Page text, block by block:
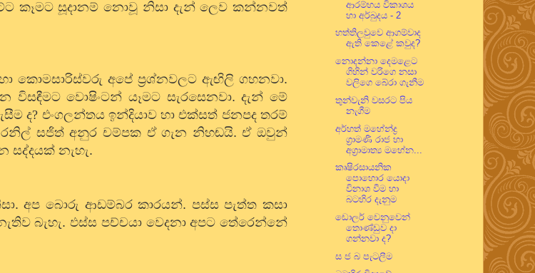
කෑමට සූදානම් නොවූ නිසා දැන් ලෙව කන්නවත්
කොමසාරිස්වරු අපේ ප්‍රශ්නවලට ඇඟිලි ගහනවා.
විසඳීමට වොෂිංටන් යෑමට සැරසෙනවා. දැන් මේ
ද? එංගලන්තය ඉන්දියාව හා එක්සත් ජනපද තරම්
සජිත් අනුර චම්පක ඒ ගැන නිහඬයි. ඒ ඔවුන්
සද්දයක් නැහැ.
අප බොරු ආඩම්බර කාරයන්. පස්ස පැත්ත කසා
බැහැ. ඵස්ස පච්චයා වෙදනා අපට තේරෙන්නේ
ආරම්භය විකාශය
හා අර්බුදය - 2
හත්තිලවුවෙ ආගම්වාද
ඇති කෙළේ කවුද?
නොදන්නා දෙමළෙට
ගිහින් වරිගෙ නසා
වලිගෙ බේරා ගැනීම
තුන්වැනි වසරට පිය
නැගීම
අර්හත් මහේන්ද්‍ර
ග්‍රාමණි රාජ හා
අග්‍රාමාත්‍ය මහේන...
කෘෂිරසායනික
පොහොර යොදා
විනාශ වීම හා
බටහිර දැනුම
ඩොලර් වෙනුවෙන්
තොණ්ඩුව දා
ගන්නවා ද?
ස ජ බ පැටලීම